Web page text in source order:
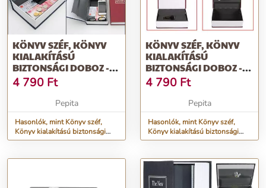
KÖNYV SZÉF, KÖNYV
KIALAKÍTÁSÚ
BIZTONSÁGI DOBOZ -
KULCCSAL NYITHATÓ
4 790 Ft
Pepita
Hasonlók, mint Könyv széf,
Könyv kialakítású biztonsági
doboz - Kulccsal nyitható
KÖNYV SZÉF, KÖNYV
KIALAKÍTÁSÚ
BIZTONSÁGI DOBOZ -
KÓDDAL NYITHATÓ
4 790 Ft
Pepita
Hasonlók, mint Könyv széf,
Könyv kialakítású biztonsági
doboz - kóddal nyitható